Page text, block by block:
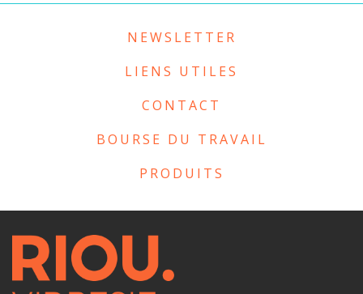
NEWSLETTER
LIENS UTILES
CONTACT
BOURSE DU TRAVAIL
PRODUITS